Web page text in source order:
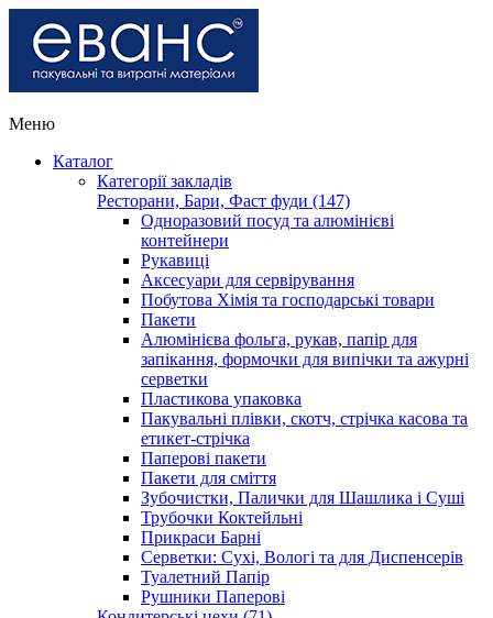
Меню
Каталог
Категорії закладів
Ресторани, Бари, Фаст фуди (147)
Одноразовий посуд та алюмінієві
контейнери
Рукавиці
Аксесуари для сервірування
Побутова Хімія та господарські товари
Пакети
Алюмінієва фольга, рукав, папір для
запікання, формочки для випічки та ажурні
серветки
Пластикова упаковка
Пакувальні плівки, скотч, стрічка касова та
етикет-стрічка
Паперові пакети
Пакети для сміття
Зубочистки, Палички для Шашлика і Суші
Трубочки Коктейльні
Прикраси Барні
Серветки: Сухі, Вологі та для Диспенсерів
Туалетний Папір
Рушники Паперові